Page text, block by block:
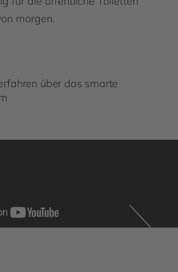
morgen.
über das smarte